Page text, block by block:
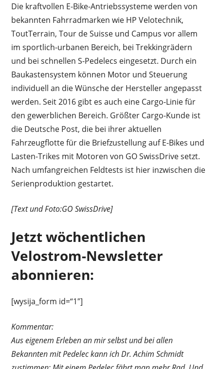
Die kraftvollen E-Bike-Antriebssysteme werden von
bekannten Fahrradmarken wie HP Velotechnik,
ToutTerrain, Tour de Suisse und Campus vor allem
im sportlich-urbanen Bereich, bei Trekkingrädern
und bei schnellen S-Pedelecs eingesetzt. Durch ein
Baukastensystem können Motor und Steuerung
individuell an die Wünsche der Hersteller angepasst
werden. Seit 2016 gibt es auch eine Cargo-Linie für
den gewerblichen Bereich. Größter Cargo-Kunde ist
die Deutsche Post, die bei ihrer aktuellen
Fahrzeugflotte für die Briefzustellung auf E-Bikes und
Lasten-Trikes mit Motoren von GO SwissDrive setzt.
Nach umfangreichen Feldtests ist hier inzwischen die
Serienproduktion gestartet.
[Text und Foto:GO SwissDrive]
Jetzt wöchentlichen
Velostrom-Newsletter
abonnieren:
[wysija_form id=“1″]
Kommentar:
Aus eigenem Erleben an mir selbst und bei allen
Bekannten mit Pedelec kann ich Dr. Achim Schmidt